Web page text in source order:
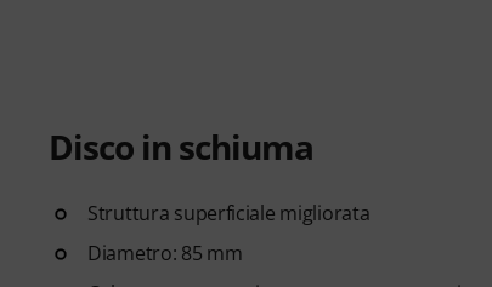
Disco in schiuma
Struttura superficiale migliorata
Diametro: 85 mm